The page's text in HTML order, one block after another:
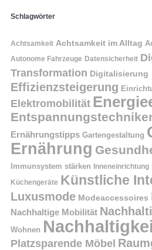
Schlagwörter
Achtsamkeit Achtsamkeit im Alltag
Autonome Fahrzeuge Datensicherheit
Transformation Digitalisierung
Effizienzsteigerung
Elektromobilität
Ernährungstipps Gartengestaltung
Ernährung
Immunsystem stärken Inneneinrichtung
Küchengeräte Künstliche
Luxusmode Modeaccessoires
Nachhaltige Mobilität
Wohnen
Platzsparende Möbel